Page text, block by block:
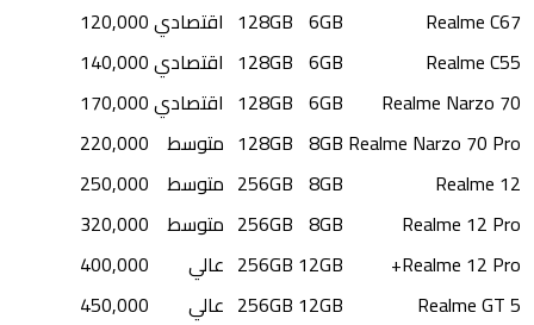
Realme C67
6GB
128GB اقتصادي120,000
Realme C55
6GB
128GB اقتصادي140,000
Realme Narzo 70
6GB
128GB اقتصادي170,000
Realme Narzo 70 Pro
8GB
128GB متوسط 220,000
Realme 12
8GB
256GB متوسط 250,000
Realme 12 Pro
8GB
256GB متوسط 320,000
Realme 12 Pro+
12GB
256GB عالي
400,000
Realme GT 5
12GB
256GB عالي
450,000